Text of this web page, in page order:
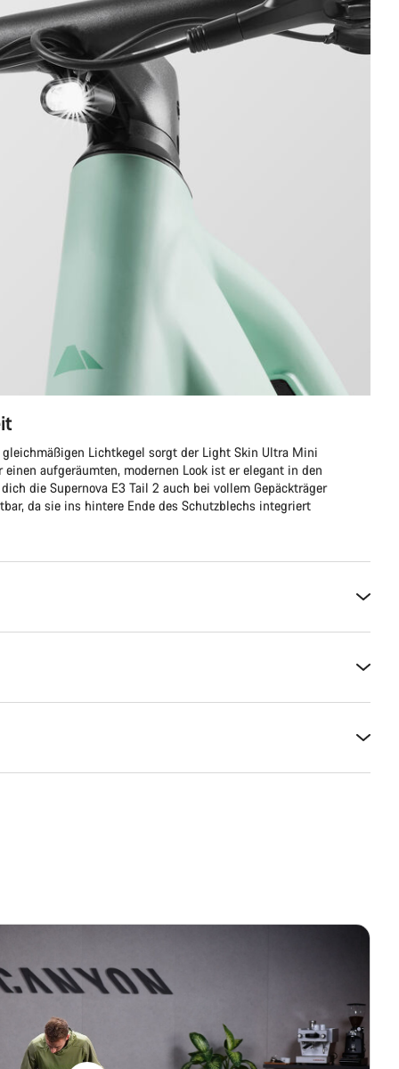
Lichtkegel sorgt der Light Skin Ultra Mini
aufgeräumten, modernen Look ist er elegant in den
die Supernova E3 Tail 2 auch bei vollem Gepäckträger
da sie ins hintere Ende des Schutzblechs integriert
Chat starten
Schließen